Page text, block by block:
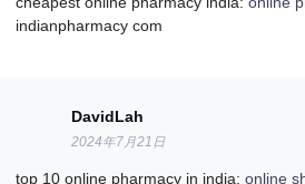
indianpharmacy com
DavidLah
2024年7月21日
top 10 online pharmacy in india:online